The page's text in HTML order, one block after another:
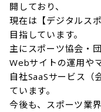
開しており、
現在は【デジタルス
目指しています。
主にスポーツ協会・
Webサイトの運用や
自社SaaSサービス（
ています。
今後も、スポーツ業